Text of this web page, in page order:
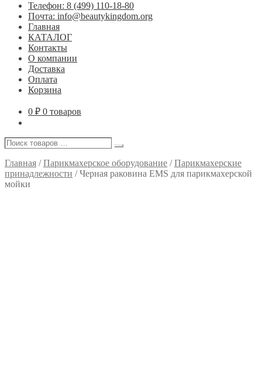
Телефон: 8 (499) 110-18-80
Почта: info@beautykingdom.org
Главная
КАТАЛОГ
Контакты
О компании
Доставка
Оплата
Корзина
0 ₽ 0 товаров
Поиск
…
Поиск
Главная /Парикмахерское оборудование /Парикмахерские
принадлежности /Черная раковина EMS для парикмахерской
мойки